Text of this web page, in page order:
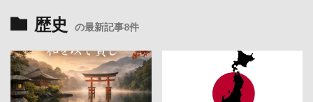
歴史 の最新記事8件